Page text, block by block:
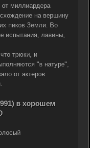
миллиардера
на вершину
пиков Земли. Во
испытания, лавины,
трюки, и
"в натуре",
от актеров
в хорошем